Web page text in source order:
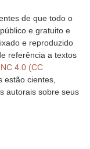
de que todo o
e gratuito e
e reproduzido
referência a textos
4.0 (CC
estão cientes,
autorais sobre seus